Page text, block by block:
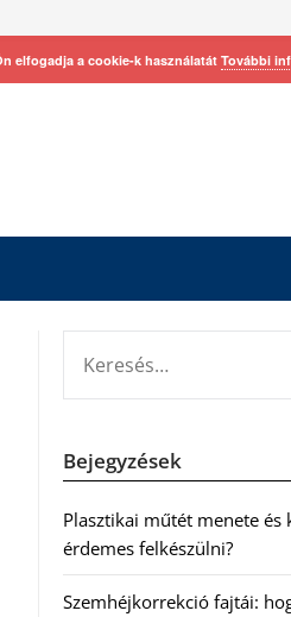
Bejegyzések
Plasztikai műtét menete és
érdemes felkészülni?
Szemhéjkorrekció fajtái:
elfogadja a cookie-k használatátTovábbi